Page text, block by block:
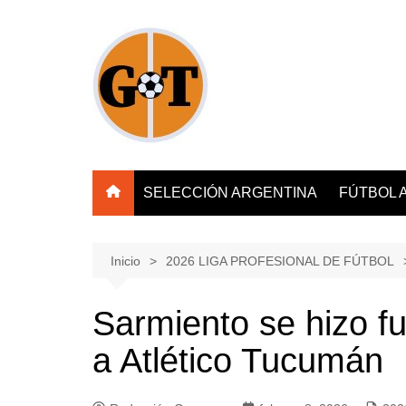
SELECCIÓN ARGENTINA FÚTBOL
Inicio 2026 LIGA PROFESIONAL DE FÚTBOL
Sarmiento se hizo
a Atlético Tucumán